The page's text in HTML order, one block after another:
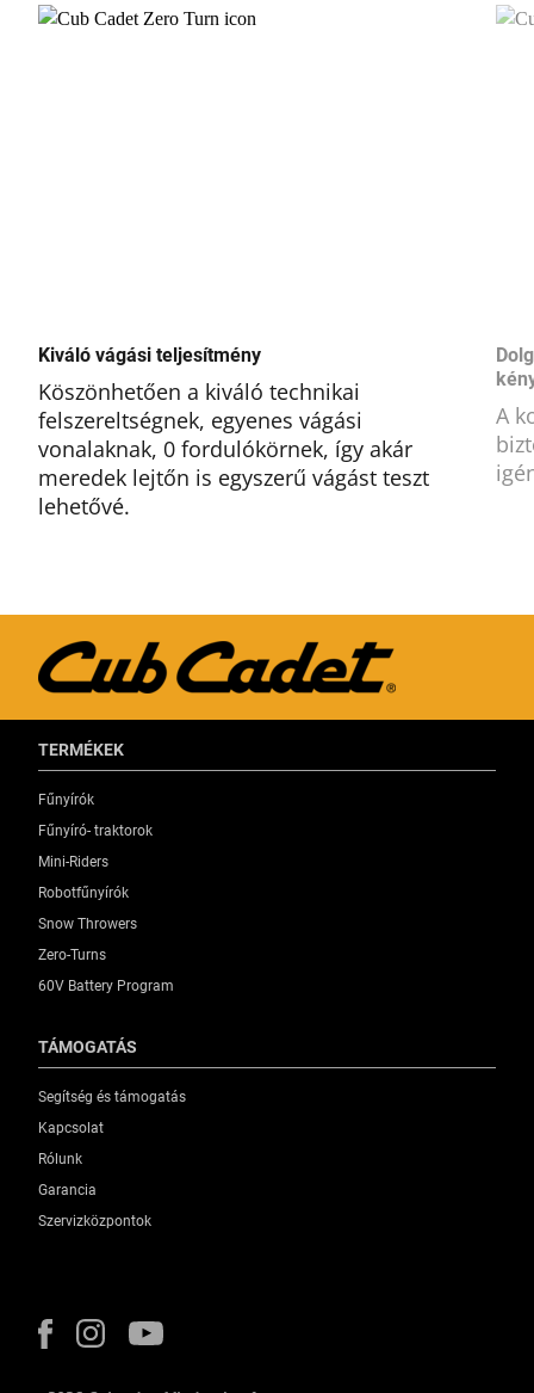
Kiváló vágási teljesítmény
Köszönhetően a kiváló technikai
felszereltségnek, egyenes vágási
vonalaknak, 0 fordulókörnek, így akár
meredek lejtőn is egyszerű vágást teszt
lehetővé.
A
TERMÉKEK
Fűnyírók
Fűnyíró- traktorok
Mini-Riders
Robotfűnyírók
Snow Throwers
Zero-Turns
60V Battery Program
TÁMOGATÁS
Segítség és támogatás
Kapcsolat
Rólunk
Garancia
Szervizközpontok